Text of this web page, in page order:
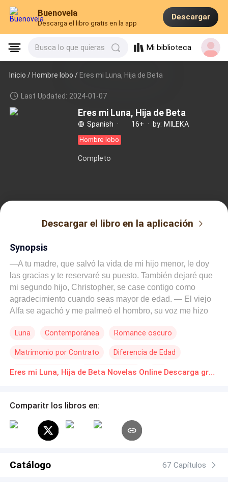
Buenovela
Descarga el libro gratis en la app
Descargar
Busca lo que quieras Mi biblioteca
Inicio /Hombre lobo / Eres mi Luna, Hija de Beta
Last Updated: 2024-01-07
Eres mi Luna, Hija de Beta
Spanish · 16+ · by: MILEKA
Hombre lobo
Completo
Descargar el libro en la aplicación
Synopsis
—A tu madre, que salvó la vida de mi hijo menor, le doy
las gracias y te reservaré su puesto. También dejaré que
mi segundo hijo, Christopher, se case contigo como
agradecimiento cuando seas mayor de edad. — El viejo
Alfa se agachó y me palmeó el hombro, su voz me hizo
dejándome donde estaba, solo para sentarse en su trono
muy diferente a las demás betas de su manada, no tiene
a nadie más que a su mejor amigo, y el Rey Alfa la acaba
de alguien más... Y su futuro esposo, tiene un plan para
Eloiuse?, ¿Con el amo de toda su vida o con el heredero
al trono?
Luna Contemporánea Romance oscuro
Matrimonio por Contrato Diferencia de Edad
Poder Femenino De Odio al Amor Alfa Eres mi Luna, Hija de Beta Novelas Online Descarga gratuita de PDF
Comparitr los libros en:
Catálogo 67 Capítulos